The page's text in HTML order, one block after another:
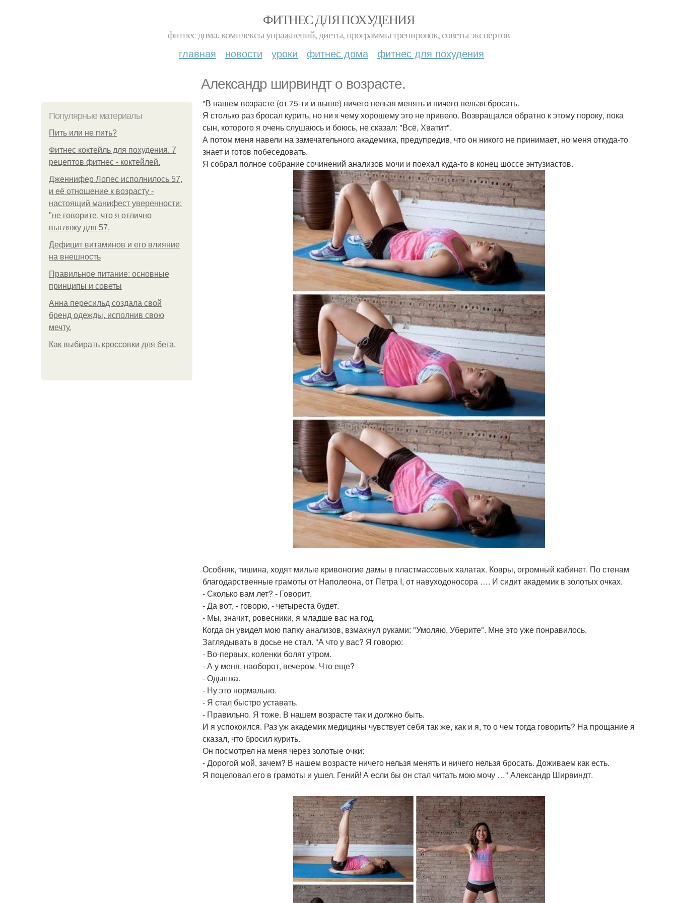
ФИТНЕС ДЛЯ ПОХУДЕНИЯ
фитнес дома. комплексы упражнений, диеты, программы тренировок, советы экспертов
главная новости уроки фитнес дома фитнес для похудения
Александр ширвиндт о возрасте.
Популярные материалы
Пить или не пить?
Фитнес коктейль для похудения. 7
рецептов фитнес - коктейлей.
Дженнифер Лопес исполнилось 57,
и её отношение к возрасту -
настоящий манифест уверенности:
"не говорите, что я отлично
выгляжу для 57.
Дефицит витаминов и его влияние
на внешность
Правильное питание: основные
принципы и советы
Анна пересильд создала свой
бренд одежды, исполнив свою
мечту.
Как выбирать кроссовки для бега.
"В нашем возрасте (от 75-ти и выше) ничего нельзя менять и ничего нельзя бросать.
Я столько раз бросал курить, но ни к чему хорошему это не привело. Возвращался обратно к этому пороку, пока
сын, которого я очень слушаюсь и боюсь, не сказал: "Всё, Хватит".
А потом меня навели на замечательного академика, предупредив, что он никого не принимает, но меня откуда-то
знает и готов побеседовать.
Я собрал полное собрание сочинений анализов мочи и поехал куда-то в конец шоссе энтузиастов.
Особняк, тишина, ходят милые кривоногие дамы в пластмассовых халатах. Ковры, огромный кабинет. По стенам
благодарственные грамоты от Наполеона, от Петра I, от навуходоносора …. И сидит академик в золотых очках.
- Сколько вам лет? - Говорит.
- Да вот, - говорю, - четыреста будет.
- Мы, значит, ровесники, я младше вас на год.
Когда он увидел мою папку анализов, взмахнул руками: "Умоляю, Уберите". Мне это уже понравилось.
Заглядывать в досье не стал. "А что у вас? Я говорю:
- Во-первых, коленки болят утром.
- А у меня, наоборот, вечером. Что еще?
- Одышка.
- Ну это нормально.
- Я стал быстро уставать.
- Правильно. Я тоже. В нашем возрасте так и должно быть.
И я успокоился. Раз уж академик медицины чувствует себя так же, как и я, то о чем тогда говорить? На прощание я
сказал, что бросил курить.
Он посмотрел на меня через золотые очки:
- Дорогой мой, зачем? В нашем возрасте ничего нельзя менять и ничего нельзя бросать. Доживаем как есть.
Я поцеловал его в грамоты и ушел. Гений! А если бы он стал читать мою мочу …" Александр Ширвиндт.